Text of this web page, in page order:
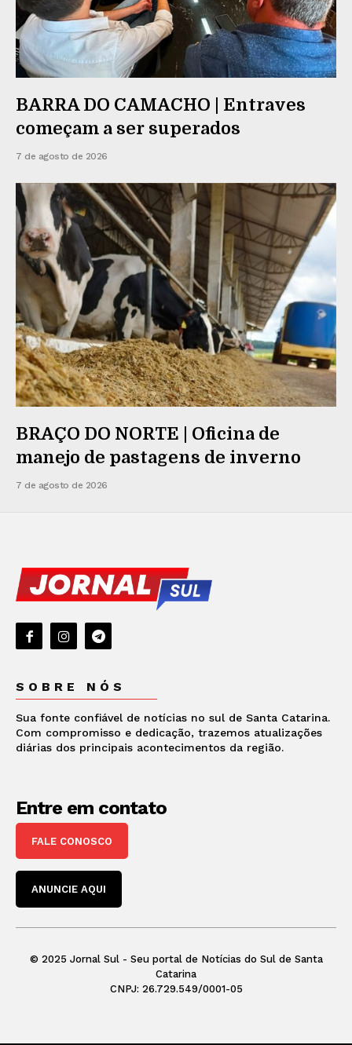
BARRA DO CAMACHO | Entraves
começam a ser superados
7 de agosto de 2026
BRAÇO DO NORTE | Oficina de
manejo de pastagens de inverno
7 de agosto de 2026
SOBRE NÓS
Sua fonte confiável de notícias no sul de Santa Catarina.
Com compromisso e dedicação, trazemos atualizações
diárias dos principais acontecimentos da região.
Entre em contato
FALE CONOSCO
ANUNCIE AQUI
© 2025 Jornal Sul - Seu portal de Notícias do Sul de Santa
Catarina
CNPJ: 26.729.549/0001-05